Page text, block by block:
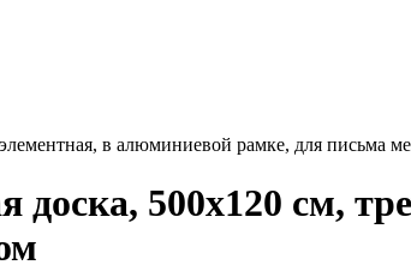
в алюминиевой рамке, для письма
500х120 см,